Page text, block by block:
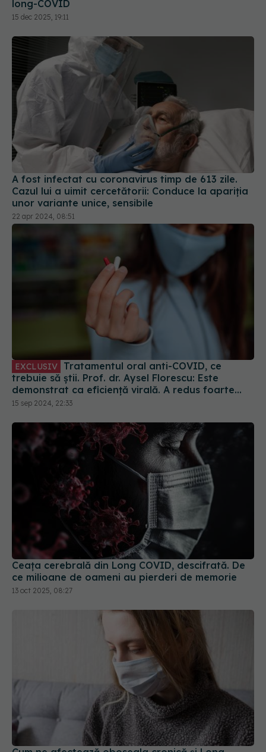
A fost infectat cu coronavirus timp de 613 zile.
Cazul lui a uimit cercetătorii: Conduce la apariția
unor variante unice, sensibile
trebuie să știi. Prof. dr. Aysel Florescu: Este
demonstrat ca eficiență virală. A redus foarte
mult riscul de spitalizare
Ceața cerebrală din Long COVID, descifrată. De
ce milioane de oameni au pierderi de memorie
13 oct 2025, 08:27
Cum ne afectează oboseala cronică și Long
COVID corpul
04 sep 2025, 14:40